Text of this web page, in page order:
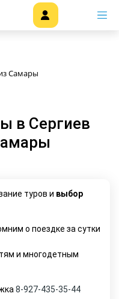
Самары
в Сергиев
туров и выбор
о поездке за сутки
и многодетным
8-927-435-35-44